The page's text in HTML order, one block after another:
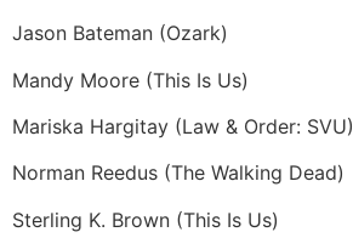
Jason Bateman (Ozark)
Mandy Moore (This Is Us)
Mariska Hargitay (Law & Order: SVU)
Norman Reedus (The Walking Dead)
Sterling K. Brown (This Is Us)